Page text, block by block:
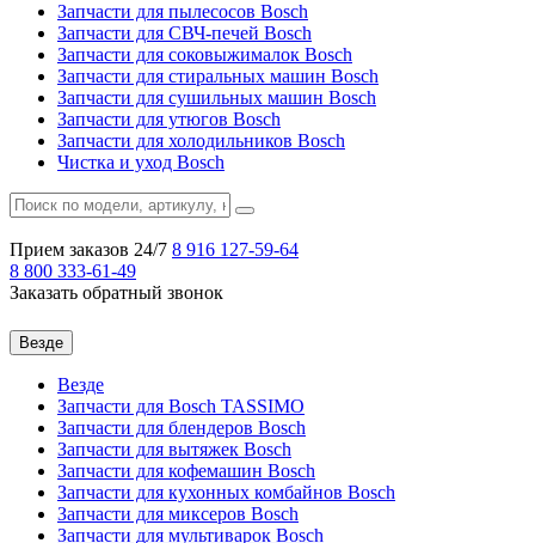
Запчасти для пылесосов Bosch
Запчасти для СВЧ-печей Bosch
Запчасти для соковыжималок Bosch
Запчасти для стиральных машин Bosch
Запчасти для сушильных машин Bosch
Запчасти для утюгов Bosch
Запчасти для холодильников Bosch
Чистка и уход Bosch
Прием заказов 24/7 8 916 127-59-64
8 800 333-61-49
Заказать обратный звонок
Везде
Везде
Запчасти для Bosch TASSIMO
Запчасти для блендеров Bosch
Запчасти для вытяжек Bosch
Запчасти для кофемашин Bosch
Запчасти для кухонных комбайнов Bosch
Запчасти для миксеров Bosch
Запчасти для мультиварок Bosch